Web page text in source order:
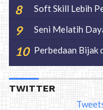
Soft Skill Lebih
Seni Melatih
Perbedaan Bijak
TWITTER